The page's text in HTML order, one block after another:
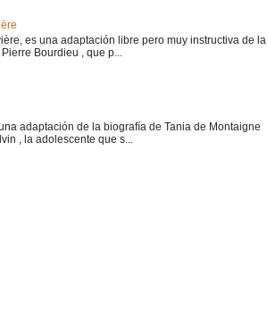
es una adaptación libre pero muy instructiva de la
Bourdieu , que p...
adaptación de la biografía de Tania de Montaigne
, la adolescente que s...